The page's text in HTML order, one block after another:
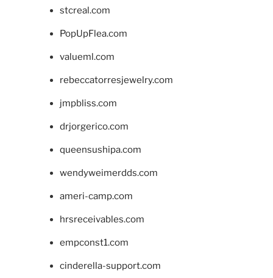
stcreal.com
PopUpFlea.com
valueml.com
rebeccatorresjewelry.com
jmpbliss.com
drjorgerico.com
queensushipa.com
wendyweimerdds.com
ameri-camp.com
hrsreceivables.com
empconst1.com
cinderella-support.com